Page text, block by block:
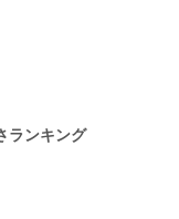
ランキング